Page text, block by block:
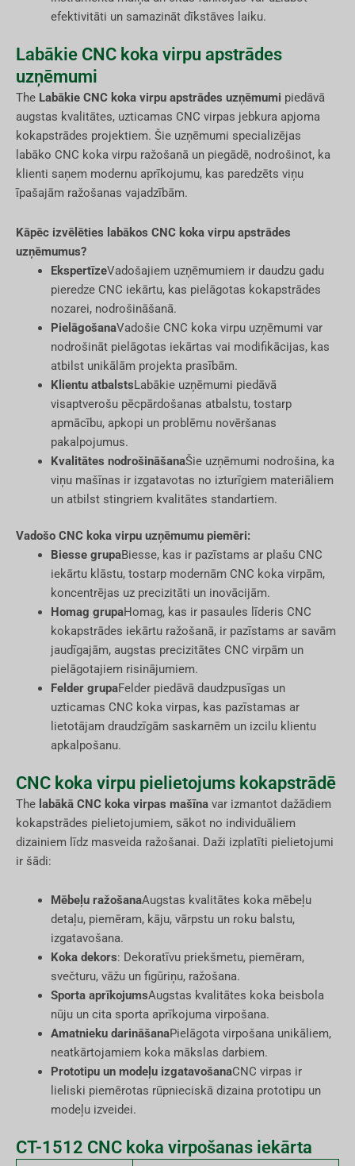
efektivitāti un samazināt dīkstāves laiku.
Labākie CNC koka virpu apstrādes
uzņēmumi
The Labākie CNC koka virpu apstrādes uzņēmumi piedāvā
augstas kvalitātes, uzticamas CNC virpas jebkura apjoma
kokapstrādes projektiem. Šie uzņēmumi specializējas
labāko CNC koka virpu ražošanā un piegādē, nodrošinot, ka
klienti saņem modernu aprīkojumu, kas paredzēts viņu
īpašajām ražošanas vajadzībām.
Kāpēc izvēlēties labākos CNC koka virpu apstrādes
uzņēmumus?
EkspertīzeVadošajiem uzņēmumiem ir daudzu gadu
pieredze CNC iekārtu, kas pielāgotas kokapstrādes
nozarei, nodrošināšanā.
PielāgošanaVadošie CNC koka virpu uzņēmumi var
nodrošināt pielāgotas iekārtas vai modifikācijas, kas
atbilst unikālām projekta prasībām.
Klientu atbalstsLabākie uzņēmumi piedāvā
visaptverošu pēcpārdošanas atbalstu, tostarp
apmācību, apkopi un problēmu novēršanas
pakalpojumus.
Kvalitātes nodrošināšanaŠie uzņēmumi nodrošina, ka
viņu mašīnas ir izgatavotas no izturīgiem materiāliem
un atbilst stingriem kvalitātes standartiem.
Vadošo CNC koka virpu uzņēmumu piemēri:
Biesse grupaBiesse, kas ir pazīstams ar plašu CNC
iekārtu klāstu, tostarp modernām CNC koka virpām,
koncentrējas uz precizitāti un inovācijām.
Homag grupaHomag, kas ir pasaules līderis CNC
kokapstrādes iekārtu ražošanā, ir pazīstams ar savām
jaudīgajām, augstas precizitātes CNC virpām un
pielāgotajiem risinājumiem.
Felder grupaFelder piedāvā daudzpusīgas un
uzticamas CNC koka virpas, kas pazīstamas ar
lietotājam draudzīgām saskarnēm un izcilu klientu
apkalpošanu.
CNC koka virpu pielietojums kokapstrādē
The labākā CNC koka virpas mašīna var izmantot dažādiem
kokapstrādes pielietojumiem, sākot no individuāliem
dizainiem līdz masveida ražošanai. Daži izplatīti pielietojumi
ir šādi:
Mēbeļu ražošanaAugstas kvalitātes koka mēbeļu
detaļu, piemēram, kāju, vārpstu un roku balstu,
izgatavošana.
Koka dekors: Dekoratīvu priekšmetu, piemēram,
svečturu, vāžu un figūriņu, ražošana.
Sporta aprīkojumsAugstas kvalitātes koka beisbola
nūju un cita sporta aprīkojuma virpošana.
Amatnieku darināšanaPielāgota virpošana unikāliem,
neatkārtojamiem koka mākslas darbiem.
Prototipu un modeļu izgatavošanaCNC virpas ir
lieliski piemērotas rūpnieciskā dizaina prototipu un
modeļu izveidei.
CT-1512 CNC koka virpošanas iekārta